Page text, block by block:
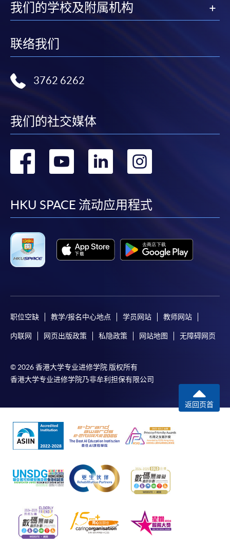
我们的学校及附属机构
联络我们
3762 6262
我们的社交媒体
转
facebook
转
youtube
转
linkedin
HKU SPACE 流动应用程式
职位空缺 教学/报名中心地点 学员网站 教师网站
内联网 网页出版政策 私隐政策 网站地图 无障碍网页
© 2026 香港大学专业进修学院 版权所有
香港大学专业进修学院乃非牟利担保有限公司
返回页首